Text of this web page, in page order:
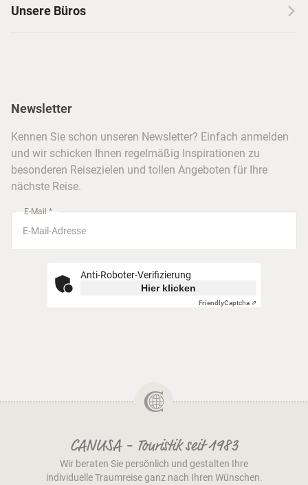
Insidertipps
FAQ
Barrierefreiheitserklärung
Skireisen
Hotels & Unterkünfte
Kreuzfahrten
Busreisen
Unsere Büros
Frankfurt
Stuttgart
Newsletter
Kennen Sie schon unseren Newsletter? Einfach anmelden
und wir schicken Ihnen regelmäßig Inspirationen zu
besonderen Reisezielen und tollen Angeboten für Ihre
nächste Reise.
E-Mail *
Anti-Roboter-Verifizierung
Hier klicken
FriendlyCaptcha ⇗
CANUSA - Touristik seit 1983
Wir beraten Sie persönlich und gestalten Ihre
individuelle Traumreise ganz nach Ihren Wünschen.